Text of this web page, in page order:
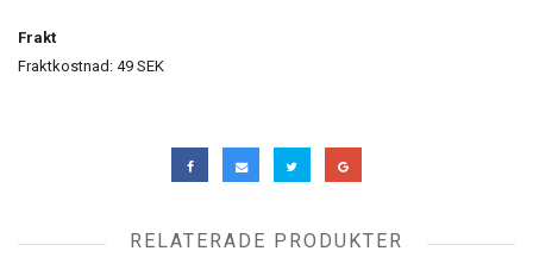
Frakt
Fraktkostnad: 49 SEK
RELATERADE PRODUKTER